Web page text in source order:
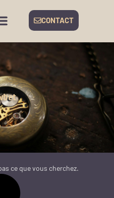
CONTACT
ce que vous cherchez.